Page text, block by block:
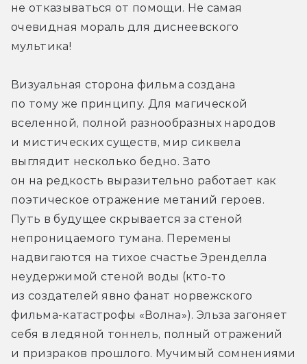
не отказываться от помощи. Не самая
очевидная мораль для диснеевского
мультика!
Визуальная сторона фильма создана
по тому же принципу. Для магической
вселенной, полной разнообразных народов
и мистических существ, мир сиквела
выглядит несколько бедно. Зато
он на редкость выразительно работает как
поэтическое отражение метаний героев.
Путь в будущее скрывается за стеной
непроницаемого тумана. Перемены
надвигаются на тихое счастье Эренделла
неудержимой стеной воды (кто-то
из создателей явно фанат норвежского
фильма-катастрофы «Волна»). Эльза загоняет
себя в ледяной тоннель, полный отражений
и призраков прошлого. Мучимый сомнениями